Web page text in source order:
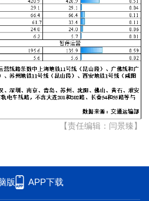
【责任编辑：闫景臻】
版 APP下载